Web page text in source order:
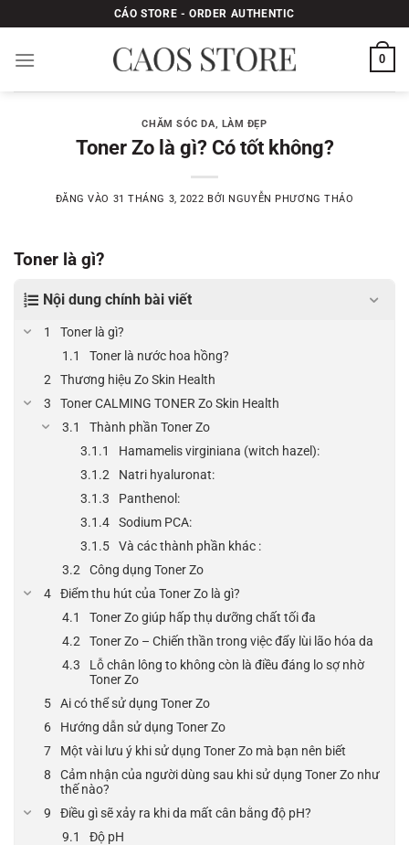
qua
nội
CÁO STORE - ORDER AUTHENTIC
0
CHĂM SÓC DA, LÀM ĐẸP
Toner Zo là gì? Có tốt không?
ĐĂNG VÀO 31 THÁNG 3, 2022 BỞI NGUYỄN PHƯƠNG THẢO
Toner là gì?
Nội dung chính bài viết
Toner là gì?
Toner là nước hoa hồng?
Thương hiệu Zo Skin Health
Toner CALMING TONER Zo Skin Health
Thành phần Toner Zo
Hamamelis virginiana (witch hazel):
Natri hyaluronat:
Panthenol:
Sodium PCA:
Và các thành phần khác :
Công dụng Toner Zo
Điểm thu hút của Toner Zo là gì?
Toner Zo giúp hấp thụ dưỡng chất tối đa
Toner Zo – Chiến thần trong việc đẩy lùi lão hóa da
Lỗ chân lông to không còn là điều đáng lo sợ nhờ
Toner Zo
Ai có thể sử dụng Toner Zo
Hướng dẫn sử dụng Toner Zo
Một vài lưu ý khi sử dụng Toner Zo mà bạn nên biết
Cảm nhận của người dùng sau khi sử dụng Toner Zo như
thế nào?
Điều gì sẽ xảy ra khi da mất cân bằng độ pH?
Độ pH